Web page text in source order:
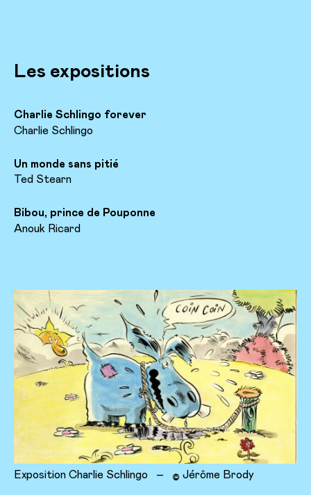
Les expositions
Charlie Schlingo forever
Charlie Schlingo
Un monde sans pitié
Ted Stearn
Bibou, prince de Pouponne
Anouk Ricard
Exposition Charlie Schlingo – © Jérôme Brody